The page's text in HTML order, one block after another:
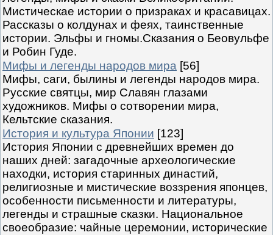
Мистическае истории о призраках и красавицах.
Рассказы о колдунах и феях, таинственные
истории. Эльфы и гномы.Сказания о Беовульфе
и Робин Гуде.
Мифы и легенды народов мира [56]
Мифы, саги, былины и легенды народов мира.
Русские святцы, мир Славян глазами
художников. Мифы о сотворении мира,
Кельтские сказания.
История и культура Японии [123]
История Японии с древнейших времен до
наших дней: загадочные археологические
находки, история старинных династий,
религиозные и мистические воззрения японцев,
особенности письменности и литературы,
легенды и страшные сказки. Национальное
своеобразие: чайные церемонии, исторические